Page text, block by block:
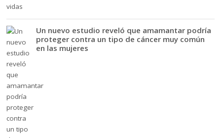
Un nuevo estudio reveló que amamantar podría
proteger contra un tipo de cáncer muy común
en las mujeres